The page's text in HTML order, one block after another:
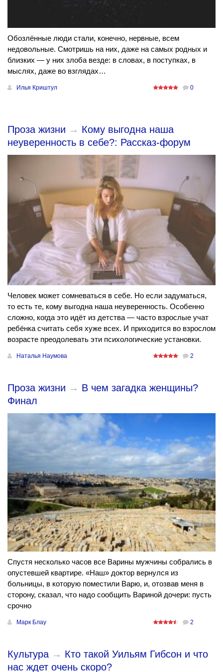
Обозлённые люди стали, конечно, нервные, всем
недовольные. Смотришь на них, даже на самых родных и
близких — у них злоба везде: в словах, в поступках, в
мыслях, даже во взглядах…
Илья Криштул 0
Проза жизни → Кому выгодна наша
неуверенность в себе?: Рассказ-форум
Человек может сомневаться в себе. Но если задуматься,
то есть те, кому выгодна наша неуверенность. Особенно
сложно, когда это идёт из детства — часто взрослые учат
ребёнка считать себя хуже всех. И приходится во взрослом
возрасте преодолевать эти психологические установки.
Наталья Наумова 2
Проза жизни → В чем загадка женщины?
Финал
Спустя несколько часов все Варины мужчины собрались в
опустевшей квартире. «Наш» доктор вернулся из
больницы, в которую поместили Варю, и, отозвав меня в
сторону, сказал, что надо сообщить Вариной дочери: пусть
срочно
Марк Блау 2
Культура → Кто такой Уильям Гибсон и что
нас ждет очень скоро?